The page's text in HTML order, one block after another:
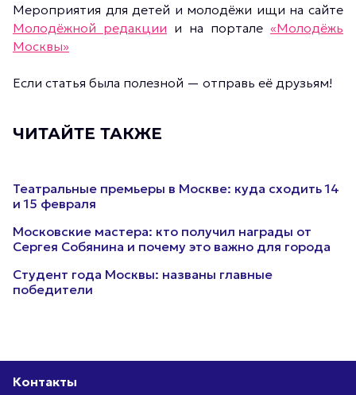
Мероприятия для детей и молодёжи ищи на сайте
Молодёжной редакции и на портале «Молодёжь
Москвы»
Если статья была полезной — отправь её друзьям!
ЧИТАЙТЕ ТАКЖЕ
Театральные премьеры в Москве: куда сходить 14
и 15 февраля
Московские мастера: кто получил награды от
Сергея Собянина и почему это важно для города
Студент года Москвы: названы главные
победители
Контакты